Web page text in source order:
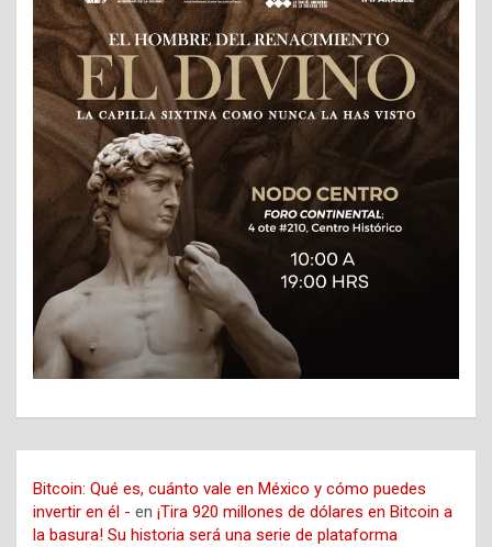
Bitcoin: Qué es, cuánto vale en México y cómo puedes
invertir en él - en ¡Tira 920 millones de dólares en Bitcoin a
la basura! Su historia será una serie de plataforma